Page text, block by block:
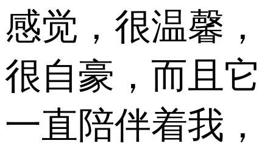
感觉，很温馨，
很自豪，而且它
一直陪伴着我，